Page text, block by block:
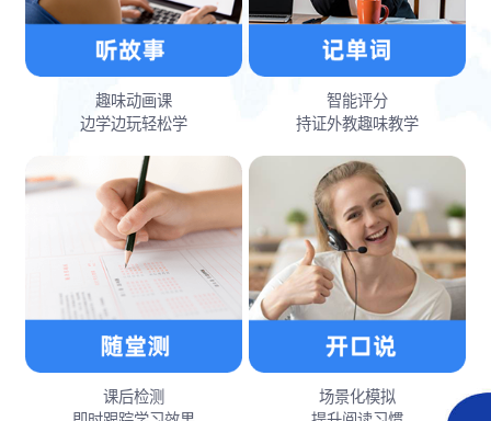
趣味动画课
边学边玩轻松学
智能评分
持证外教趣味教学
课后检测
场景化模拟